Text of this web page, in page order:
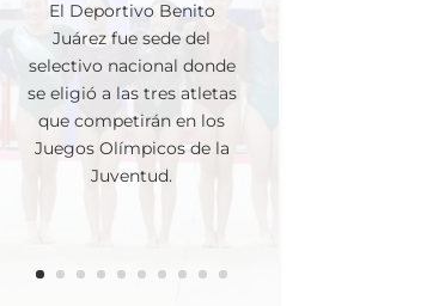
El Deportivo Benito
Juárez fue sede del
selectivo nacional donde
se eligió a las tres atletas
que competirán en los
Juegos Olímpicos de la
Juventud.